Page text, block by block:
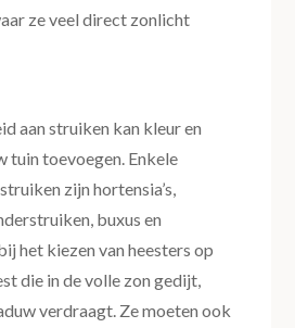
ze veel direct zonlicht
aan struiken kan kleur en
tuin toevoegen. Enkele
zijn hortensia’s,
buxus en
het kiezen van heesters op
die in de volle zon gedijt,
verdraagt. Ze moeten ook